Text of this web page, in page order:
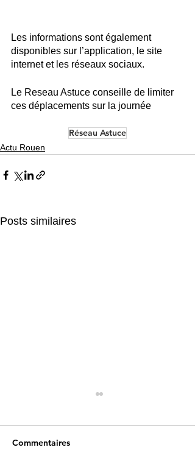
Les informations sont également
disponibles sur l’application, le site
internet et les réseaux sociaux.
Le Reseau Astuce conseille de limiter
ces déplacements sur la journée
Réseau Astuce
Actu Rouen
Posts similaires
Commentaires